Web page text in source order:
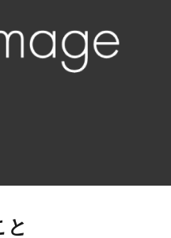
と